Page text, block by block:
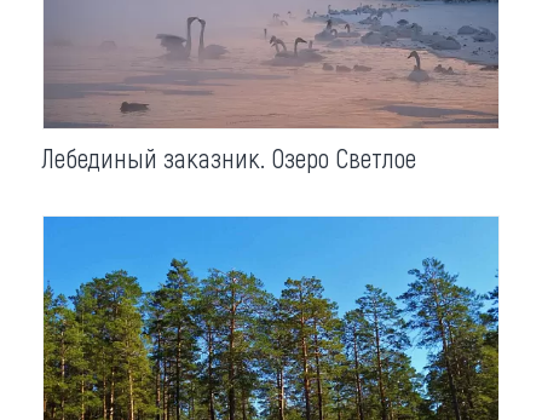
Что привезти (сувениры)
О регионе
Коллекция впечатлений
Лебединый заказник. Озеро Светлое